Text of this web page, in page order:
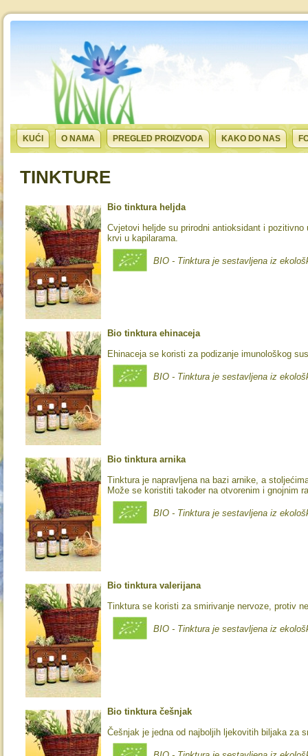
KUĆI O NAMA PREGLED PROIZVODA KAKO DO NAS
TINKTURE
Bio tinktura heljda
Cvjetovi heljde su prirodni antioksidant i
krvi u kapilarama.
BIO - Tinktura je sestavljena iz
Bio tinktura ehinaceja
Ehinaceja se koristi za podizanje imunološkog
BIO - Tinktura je sestavljena iz
Bio tinktura arnika
Tinktura je napravljena na bazi arnike, a
Može se koristiti također na otvorenim i gnojnim
BIO - Tinktura je sestavljena iz
Bio tinktura valerijana
Tinktura se koristi za smirivanje nervoze, protiv
BIO - Tinktura je sestavljena iz
Bio tinktura češnjak
Češnjak je jedna od najboljih ljekovitih biljaka za